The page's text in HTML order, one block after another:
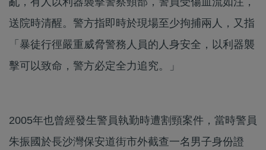
送院時清醒。警方指即時於現場至少拘捕兩人，又指
「暴徒行徑嚴重威脅警務人員的人身安全，以利器襲
擊可以致命，警方必定全力追究。」
2005年也曾經發生警員執勤時遭割頸案件，當時警員
朱振國於長沙灣保安道街市外截查一名男子身份證